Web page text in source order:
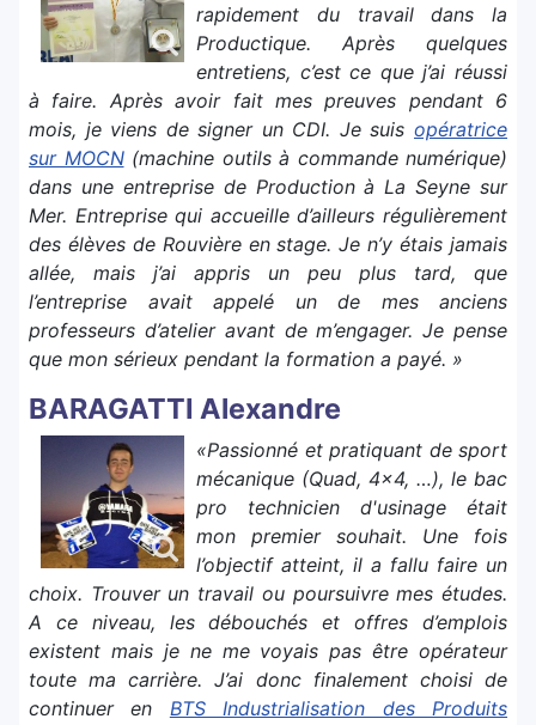
rapidement du travail dans la
Productique. Après quelques
entretiens, c’est ce que j’ai réussi
à faire. Après avoir fait mes preuves pendant 6
mois, je viens de signer un CDI. Je suis opératrice
sur MOCN(machine outils à commande numérique)
dans une entreprise de Production à La Seyne sur
Mer. Entreprise qui accueille d’ailleurs régulièrement
des élèves de Rouvière en stage. Je n’y étais jamais
allée, mais j’ai appris un peu plus tard, que
l’entreprise avait appelé un de mes anciens
professeurs d’atelier avant de m’engager. Je pense
que mon sérieux pendant la formation a payé. »
BARAGATTI Alexandre
«Passionné et pratiquant de sport
mécanique (Quad, 4x4, …), le bac
pro technicien d'usinage était
mon premier souhait. Une fois
l’objectif atteint, il a fallu faire un
choix. Trouver un travail ou poursuivre mes études.
A ce niveau, les débouchés et offres d’emplois
existent mais je ne me voyais pas être opérateur
toute ma carrière. J’ai donc finalement choisi de
continuer en BTS Industrialisation des Produits